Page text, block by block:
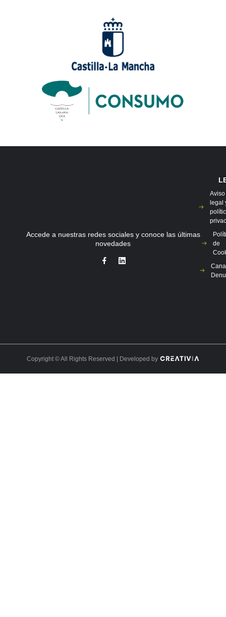
Accede a nuestras redes sociales y conoce las últimas
novedades
Aviso
legal
de
Copyright © All Rights Reserved | Developed by